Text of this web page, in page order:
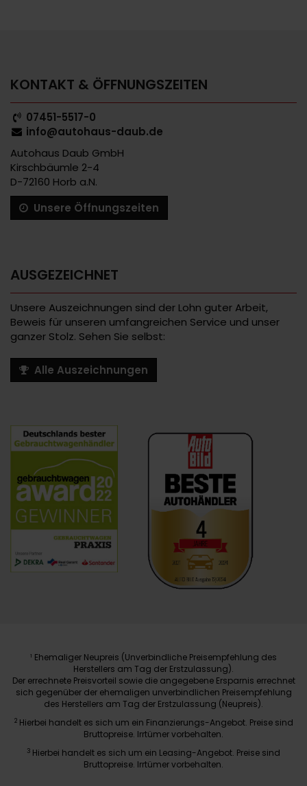
KONTAKT & ÖFFNUNGSZEITEN
07451-5517-0
info@autohaus-daub.de
Autohaus Daub GmbH
Kirschbäumle 2-4
D-72160 Horb a.N.
Unsere Öffnungszeiten
AUSGEZEICHNET
Unsere Auszeichnungen sind der Lohn guter Arbeit,
Beweis für unseren umfangreichen Service und unser
ganzer Stolz. Sehen Sie selbst:
Alle Auszeichnungen
1 Ehemaliger Neupreis (Unverbindliche Preisempfehlung des
Herstellers am Tag der Erstzulassung).
Der errechnete Preisvorteil sowie die angegebene Ersparnis errechnet
sich gegenüber der ehemaligen unverbindlichen Preisempfehlung
des Herstellers am Tag der Erstzulassung (Neupreis).
2 Hierbei handelt es sich um ein Finanzierungs-Angebot. Preise sind
Bruttopreise. Irrtümer vorbehalten.
3 Hierbei handelt es sich um ein Leasing-Angebot. Preise sind
Bruttopreise. Irrtümer vorbehalten.